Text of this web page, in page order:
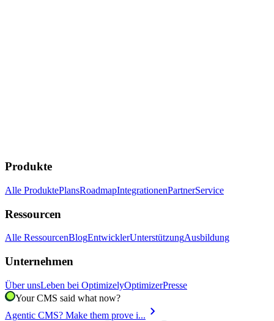
Produkte
Alle ProduktePlansRoadmapIntegrationenPartnerService
Ressourcen
Alle RessourcenBlogEntwicklerUnterstützungAusbildung
Unternehmen
Über unsLeben bei OptimizelyOptimizerPresse
Your CMS said what now?
Agentic CMS? Make them prove i... chevron_right